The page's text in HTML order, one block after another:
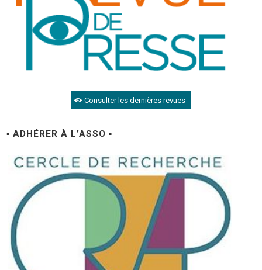
Consulter les dernières revues
▪ ADHÉRER À L’ASSO ▪